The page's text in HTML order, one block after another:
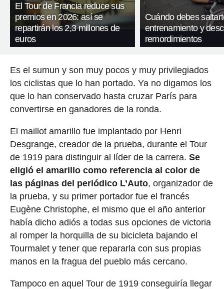
El Tour de Francia reduce sus
premios en 2026: así se
repartirán los 2,3 millones de
euros
Cuándo debes
entrenamiento y
remordimientos
Es el sumun y son muy pocos y muy privilegiados
los ciclistas que lo han portado. Ya no digamos los
que lo han conservado hasta cruzar París para
convertirse en ganadores de la ronda.
El maillot amarillo fue implantado por Henri
Desgrange, creador de la prueba, durante el Tour
de 1919 para distinguir al líder de la carrera. Se
eligió el amarillo como referencia al color de
las páginas del periódico L’Auto, organizador de
la prueba, y su primer portador fue el francés
Eugène Christophe, el mismo que el año anterior
había dicho adiós a todas sus opciones de victoria
al romper la horquilla de su bicicleta bajando el
Tourmalet y tener que repararla con sus propias
manos en la fragua del pueblo más cercano.
Tampoco en aquel Tour de 1919 conseguiría llegar